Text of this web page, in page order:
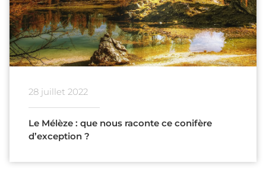
28 juillet 2022
Le Mélèze : que nous raconte ce conifère
d’exception ?